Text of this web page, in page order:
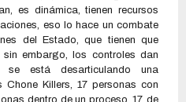
es dinámica, tienen recursos
eso lo hace un combate
del Estado, que tienen que
embargo, los controles dan
se está desarticulando una
Killers, 17 personas con